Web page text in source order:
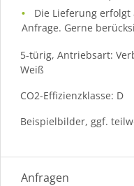
Die Lieferung erfolgt
Anfrage. Gerne
5-türig, Antriebsart:
Weiß
CO2-Effizienzklasse: D
Beispielbilder, ggf.
Anfragen